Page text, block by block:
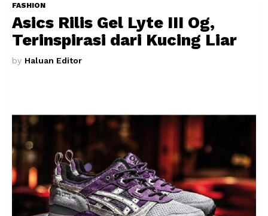
FASHION
Asics Rilis Gel Lyte III Og,
Terinspirasi dari Kucing Liar
by Haluan Editor